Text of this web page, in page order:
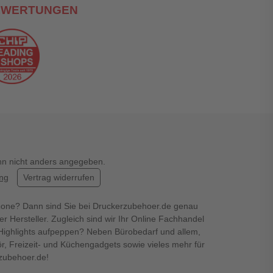
nicht anders angegeben.
Vertrag widerrufen
Dann sind Sie bei Druckerzubehoer.de genau
Hersteller. Zugleich sind wir Ihr Online Fachhandel
aufpeppen? Neben Bürobedarf und allem,
Freizeit- und Küchengadgets sowie vieles mehr für